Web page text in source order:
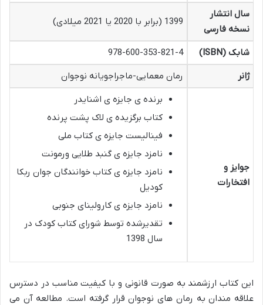
سال انتشار
نسخه فارسی
1399 (برابر با 2020 یا 2021 میلادی)
شابک (ISBN)
978-600-353-821-4
ژانر
رمان معمایی-ماجراجویانه نوجوان
جوایز و
افتخارات
برنده ی جایزه ی اشنایدر
کتاب برگزیده ی لاک پشت پرنده
فینالیست جایزه ی کتاب ملی
نامزد جایزه ی گنبد طلایی ورمونت
نامزد جایزه ی کتاب خوانندگان جوان ربکا
کودیل
نامزد جایزه ی کارولینای جنوبی
تقدیرشده توسط شورای کتاب کودک در
سال 1398
این کتاب ارزشمند به صورت قانونی و با کیفیت مناسب در دسترس
علاقه مندان به رمان های نوجوان قرار گرفته است. مطالعه آن می